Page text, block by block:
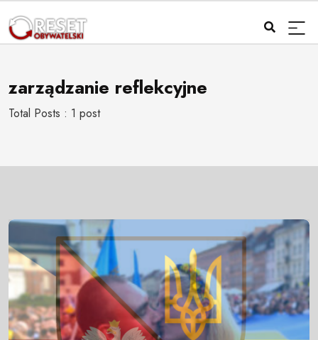
zarządzanie reflekcyjne
Total Posts : 1 post